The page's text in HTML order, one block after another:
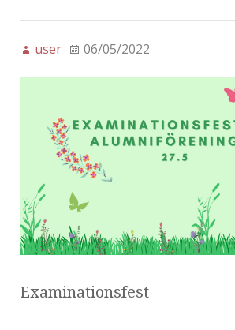
user 06/05/2022
Examinationsfest